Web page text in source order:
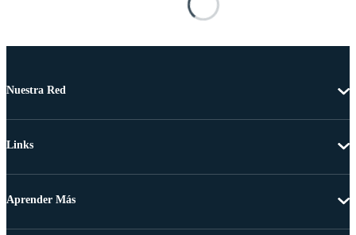
Nuestra Red
Links
Aprender Más